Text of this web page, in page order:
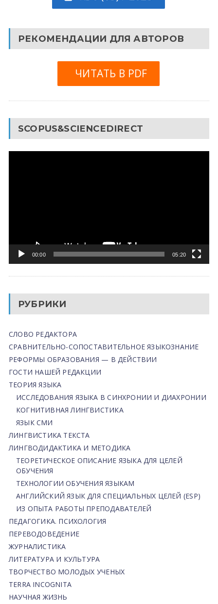
РЕКОМЕНДАЦИИ ДЛЯ АВТОРОВ
ЧИТАТЬ В PDF
SCOPUS&SCIENCEDIRECT
00:00 05:20
РУБРИКИ
СЛОВО РЕДАКТОРА
СРАВНИТЕЛЬНО-СОПОСТАВИТЕЛЬНОЕ ЯЗЫКОЗНАНИЕ
РЕФОРМЫ ОБРАЗОВАНИЯ — В ДЕЙСТВИИ
ГОСТИ НАШЕЙ РЕДАКЦИИ
ТЕОРИЯ ЯЗЫКА
ИССЛЕДОВАНИЯ ЯЗЫКА В СИНХРОНИИ И ДИАХРОНИИ
КОГНИТИВНАЯ ЛИНГВИСТИКА
ЯЗЫК СМИ
ЛИНГВИСТИКА ТЕКСТА
ЛИНГВОДИДАКТИКА И МЕТОДИКА
ТЕОРЕТИЧЕСКОЕ ОПИСАНИЕ ЯЗЫКА ДЛЯ ЦЕЛЕЙ
ОБУЧЕНИЯ
ТЕХНОЛОГИИ ОБУЧЕНИЯ ЯЗЫКАМ
АНГЛИЙСКИЙ ЯЗЫК ДЛЯ СПЕЦИАЛЬНЫХ ЦЕЛЕЙ (ESP)
ИЗ ОПЫТА РАБОТЫ ПРЕПОДАВАТЕЛЕЙ
ПЕДАГОГИКА. ПСИХОЛОГИЯ
ПЕРЕВОДОВЕДЕНИЕ
ЖУРНАЛИСТИКА
ЛИТЕРАТУРА И КУЛЬТУРА
ТВОРЧЕСТВО МОЛОДЫХ УЧЕНЫХ
TERRA INCOGNITA
НАУЧНАЯ ЖИЗНЬ